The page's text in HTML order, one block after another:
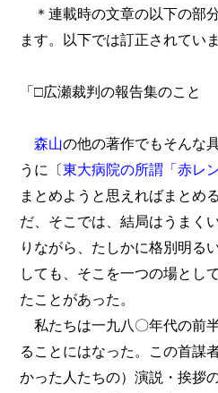
＊連載時の文章の以下の部
ます。以下では訂正されていま
「□広瀬裁判の報告集のこと
森山の他の著作でもそんな
うに〔東大病院の所謂「赤レ
まとめようと思えればまとめ
だ、そこでは、結局はうまく
りながら、たしかに格別明る
しても、そこを一つの場とし
たことがあった。
私たちは一九八〇年代の前
ることにはなった。この首謀
かった人たちの）演説・挨拶